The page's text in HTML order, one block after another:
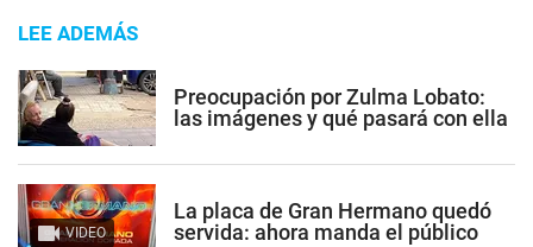
LEE ADEMÁS
Preocupación por Zulma Lobato:
las imágenes y qué pasará con ella
VIDEO
La placa de Gran Hermano quedó
servida: ahora manda el público